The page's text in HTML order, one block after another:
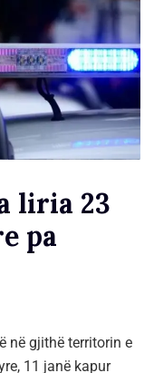
liria 23
pa
në gjithë territorin e
11 janë kapur